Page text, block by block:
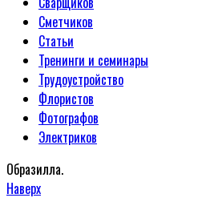
Сметчиков
Статьи
Тренинги и семинары
Трудоустройство
Флористов
Фотографов
Электриков
Образилла.
Наверх